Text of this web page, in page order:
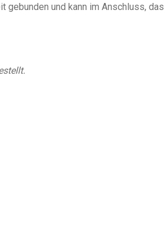
und kann im Anschluss, das